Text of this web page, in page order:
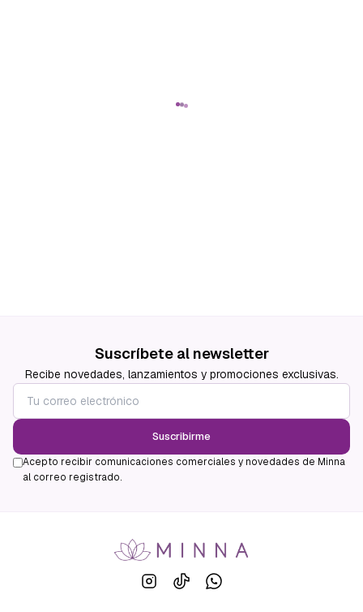
Suscríbete al newsletter
Recibe novedades, lanzamientos y promociones exclusivas.
Suscribirme
Acepto recibir comunicaciones comerciales y novedades de Minna
al correo registrado.